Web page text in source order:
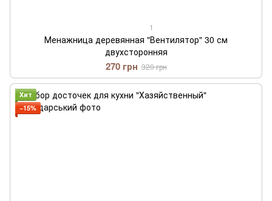
1
Менажница деревянная "Вентилятор" 30 см
двухсторонняя
270 грн 320 грн
Хит
−15%